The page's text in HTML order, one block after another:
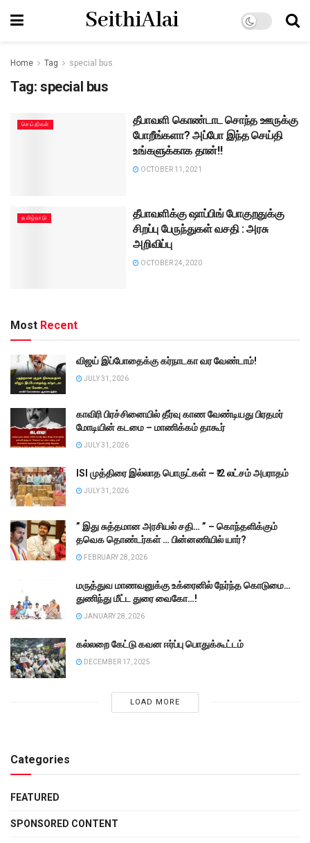
SeithiAlai
Home Tag special bus
Tag: special bus
செய்திகள்
தீபாவளி கொண்டாட சொந்த ஊருக்கு
போறீங்களா? அப்போ இந்த செய்தி
உங்களுக்காக தான்!!
OCTOBER 11, 2021
தமிழ்நாடு
தீபாவளிக்கு ஷாப்பிங் போகுறதுக்கு
சிறப்பு பேருந்துகள் வசதி : அரசு
அறிவிப்பு
OCTOBER 24, 2020
Most Recent
விஜய் இப்போதைக்கு கர்நாடகா வர வேண்டாம்!
JULY 31, 2026
காவிரி பிரச்சினையில் தீர்வு காண வேண்டியது பிரதமர்
மோடியின் கடமை – மாணிக்கம் தாகூர்
JULY 31, 2026
ISI முத்திரை இல்லாத பொருட்கள் – ₹.2 லட்சம் அபராதம்
JULY 31, 2026
” இது சுத்தமான அரசியல் சதி… ” – கொந்தளிக்கும்
தவெக தொண்டர்கள் … பின்னணியில் யார்?
FEBRUARY 28, 2026
மருத்துவ மாணவனுக்கு உக்ரைனில் நேர்ந்த கொடுமை…
துணிந்து மீட்ட துரை வைகோ…!
JANUARY 28, 2026
கல்லறை கேட்டு கவன ஈர்ப்பு பொதுக்கூட்டம்
DECEMBER 17, 2025
LOAD MORE
Categories
FEATURED
SPONSORED CONTENT